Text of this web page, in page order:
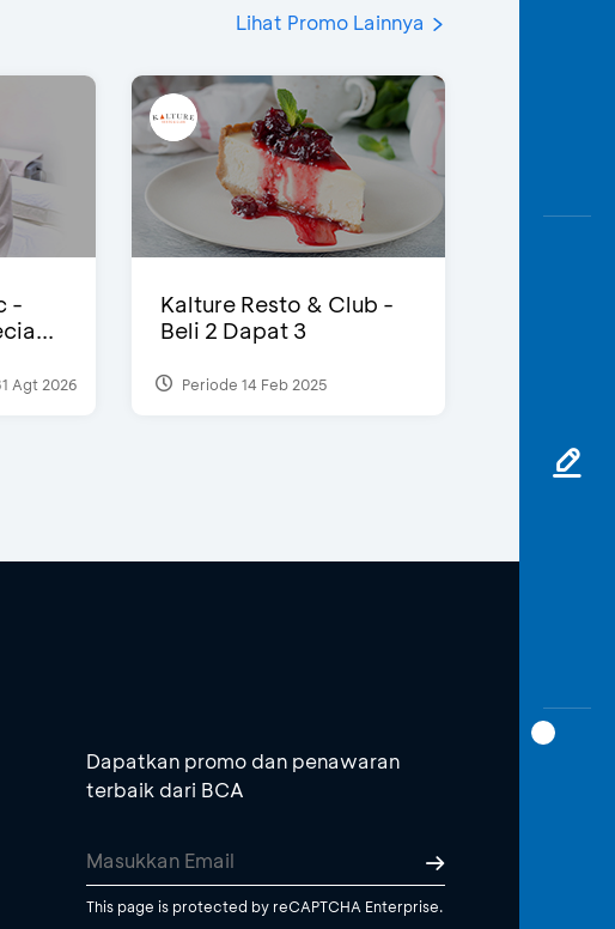
Lihat Promo Lainnya
-
Agt 2026
Kalture Resto & Club -
Beli 2 Dapat 3
Periode 14 Feb 2025
Dapatkan promo dan penawaran
terbaik dari BCA
This page is protected by reCAPTCHA Enterprise.